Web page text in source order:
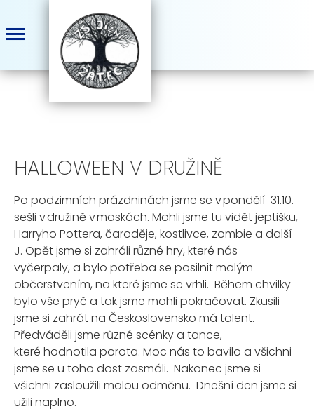
HALLOWEEN V DRUŽINĚ
Po podzimních prázdninách jsme se v pondělí 31.10.
sešli v družině v maskách. Mohli jsme tu vidět jeptišku,
Harryho Pottera, čaroděje, kostlivce, zombie a další
J. Opět jsme si zahráli různé hry, které nás
vyčerpaly, a bylo potřeba se posilnit malým
občerstvením, na které jsme se vrhli. Během chvilky
bylo vše pryč a tak jsme mohli pokračovat. Zkusili
jsme si zahrát na Československo má talent.
Předváděli jsme různé scénky a tance,
které hodnotila porota. Moc nás to bavilo a všichni
jsme se u toho dost zasmáli. Nakonec jsme si
všichni zasloužili malou odměnu. Dnešní den jsme si
užili naplno.